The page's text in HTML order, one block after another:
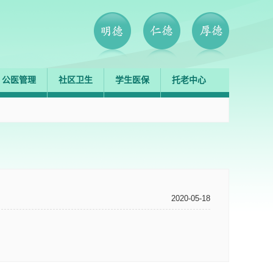
公医管理 社区卫生 学生医保 托老中心
2020-05-18